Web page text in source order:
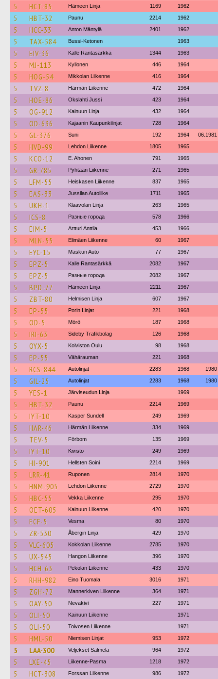
5 HCT-85 Hämeen Linja 1169 1962
5 HBT-32 Paunu 2214 1962
5 HCC-33 Anton Mäntylä 2401 1962
5 TAX-584 Bussi-Ketonen 1963
5 EIV-36 Kalle Rantasärkkä 1344 1963
5 MJ-113 Kyllonen 446 1964
5 HOG-54 Mikkolan Liikenne 416 1964
5 TVZ-8 Härmän Liikenne 472 1964
5 HOE-86 Okslahti Jussi 423 1964
5 OG-912 Kainuun Linja 432 1964
5 OD-636 Kajaanin Kaupunkilinjat 728 1964
5 GL-376 Suni 192 1964 06.1981
5 HVD-99 Lehdon Liikenne 1805 1965
5 KCO-12 E. Ahonen 791 1965
5 GR-785 Pyhtään Liikenne 271 1965
5 LFM-55 Heiskasen Liikenne 837 1965
5 EAS-33 Jussilan Autoliike 1711 1965
5 UKH-1 Klaavolan Linja 263 1965
5 ICS-8 Разные города 578 1966
5 EIM-5 Artturi Anttila 453 1966
5 MLN-55 Elimäen Liikenne 60 1967
5 EYC-15 Maskun Auto 77 1967
5 EPZ-5 Kalle Rantasärkkä 2082 1967
5 EPZ-5 Разные города 2082 1967
5 BPD-77 Hämeen Linja 2211 1967
5 ZBT-80 Helmisen Linja 607 1967
5 EP-55 Porin Linjat 221 1968
5 OD-5 Mörö 187 1968
5 IRI-63 Sideby Trafikbolag 126 1968
5 OYX-5 Koiviston Oulu 98 1968
5 EP-55 Vähärauman 221 1968
5 RCS-844 Autolinjat 2283 1968 1980
5 GIL-25 Autolinjat 2283 1968 1980
5 YES-1 Järviseudun Linja 1969
5 HBT-32 Paunu 2214 1969
5 IYT-10 Kasper Sundell 249 1969
5 HAR-46 Härmän Liikenne 334 1969
5 TEV-5 Förbom 135 1969
5 IYT-10 Kivistö 249 1969
5 HI-901 Hellsten Soini 2214 1969
5 LRR-41 Ruponen 2814 1970
5 HNM-905 Lehdon Liikenne 2729 1970
5 HBC-55 Vekka Liikenne 295 1970
5 OET-605 Kainuun Liikenne 420 1970
5 ECF-5 Vesma 80 1970
5 ZR-530 Åbergin Linja 429 1970
5 VLC-605 Kokkolan Liikenne 2785 1970
5 UX-545 Hangon Liikenne 396 1970
5 HCH-63 Pekolan Liikenne 433 1970
5 RHH-982 Eino Tuomala 3016 1971
5 ZGH-72 Mannerkiven Liikenne 364 1971
5 OAY-50 Nevakivi 227 1971
5 OLI-50 Kainuun Liikenne 1971
5 OLI-50 Toivosen Liikenne 1971
5 HML-50 Niemisen Linjat 953 1972
5 LAA-300 Veljekset Salmela 964 1972
5 LXE-45 Liikenne-Pasma 1218 1972
5 HCT-308 Forssan Liikenne 986 1972